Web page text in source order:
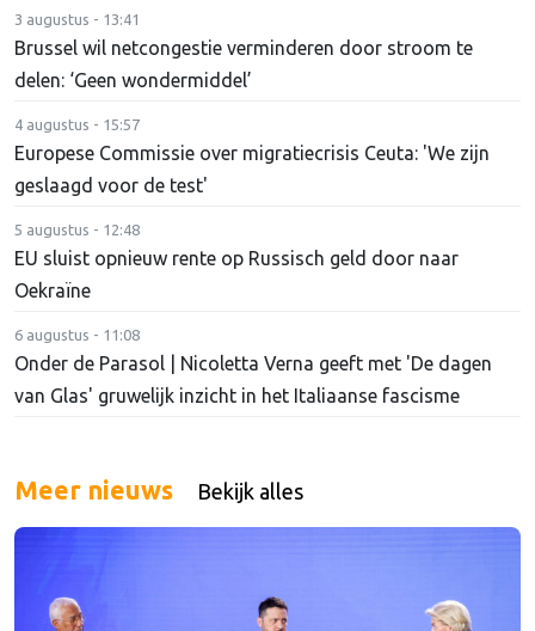
3 augustus - 13:41
Brussel wil netcongestie verminderen door stroom te
delen: ‘Geen wondermiddel’
4 augustus - 15:57
Europese Commissie over migratiecrisis Ceuta: 'We zijn
geslaagd voor de test'
5 augustus - 12:48
EU sluist opnieuw rente op Russisch geld door naar
Oekraïne
6 augustus - 11:08
Onder de Parasol | Nicoletta Verna geeft met 'De dagen
van Glas' gruwelijk inzicht in het Italiaanse fascisme
Meer nieuws Bekijk alles